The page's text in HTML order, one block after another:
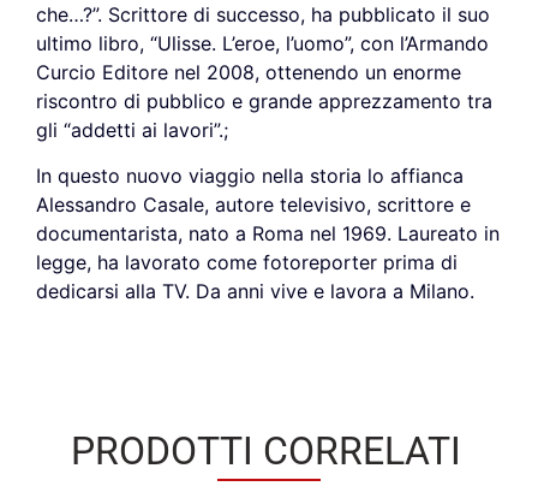
che…?”. Scrittore di successo, ha pubblicato il suo
ultimo libro, “Ulisse. L’eroe, l’uomo”, con l’Armando
Curcio Editore nel 2008, ottenendo un enorme
riscontro di pubblico e grande apprezzamento tra
gli “addetti ai lavori”.;
In questo nuovo viaggio nella storia lo affianca
Alessandro Casale, autore televisivo, scrittore e
documentarista, nato a Roma nel 1969. Laureato in
legge, ha lavorato come fotoreporter prima di
dedicarsi alla TV. Da anni vive e lavora a Milano.
PRODOTTI CORRELATI